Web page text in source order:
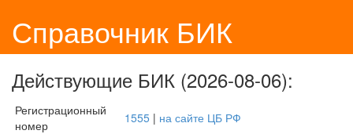
Справочник БИК
Действующие БИК (2026-08-06):
Регистрационный
номер
1555 | на сайте ЦБ РФ